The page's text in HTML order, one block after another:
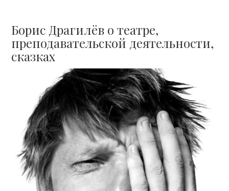
Борис Драгилёв о театре,
преподавательской деятельности,
сказках